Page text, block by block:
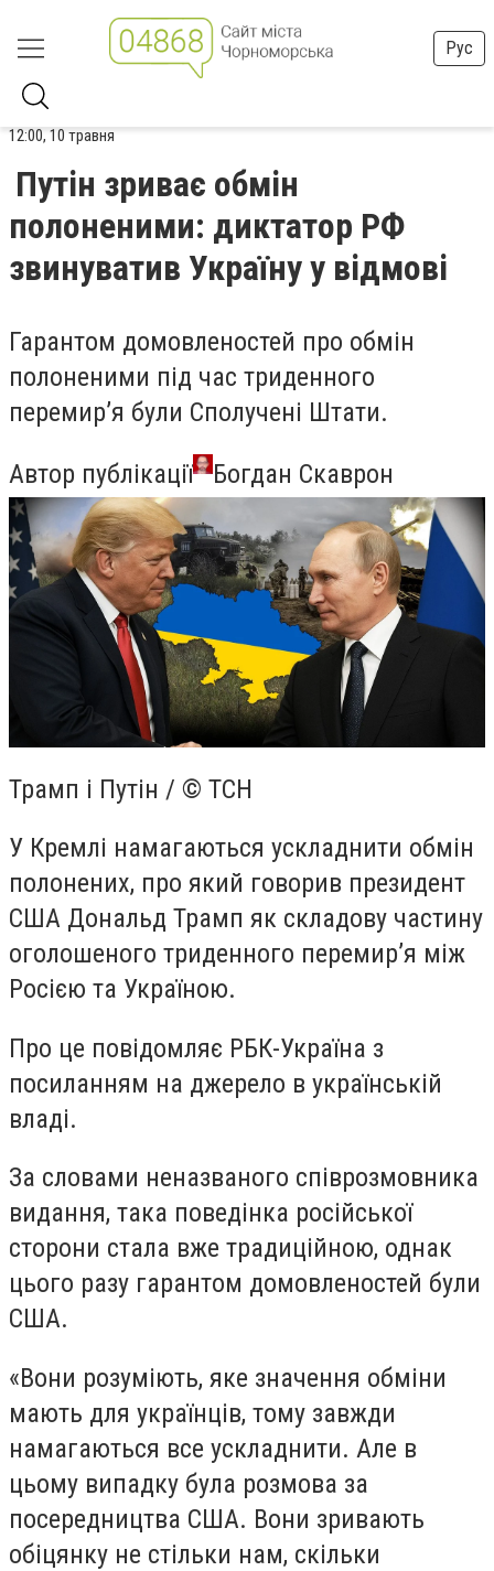
Рус
12:00, 10 травня
Путін зриває обмін
полоненими: диктатор РФ
звинуватив Україну у відмові
Гарантом домовленостей про обмін
полоненими під час триденного
перемир’я були Сполучені Штати.
Автор публікації
Богдан Скаврон
Трамп і Путін / © ТСН
У Кремлі намагаються ускладнити обмін
полонених, про який говорив президент
США Дональд Трамп як складову частину
оголошеного триденного перемир’я між
Росією та Україною.
Про це повідомляє РБК-Україна з
посиланням на джерело в українській
владі.
За словами неназваного співрозмовника
видання, така поведінка російської
сторони стала вже традиційною, однак
цього разу гарантом домовленостей були
США.
«Вони розуміють, яке значення обміни
мають для українців, тому завжди
намагаються все ускладнити. Але в
цьому випадку була розмова за
посередництва США. Вони зривають
обіцянку не стільки нам, скільки